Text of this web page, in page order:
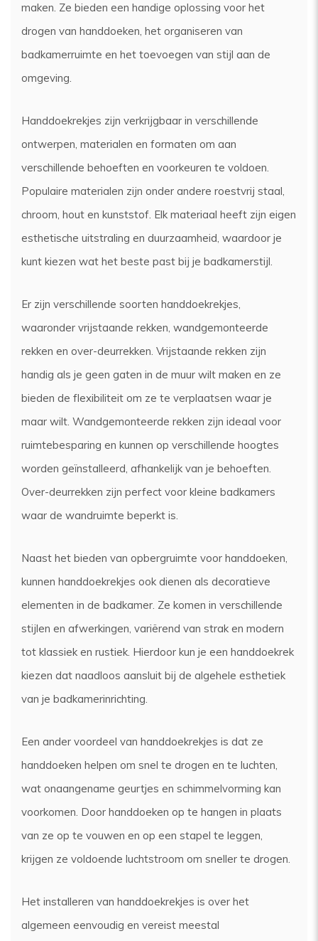
maken. Ze bieden een handige oplossing voor het
drogen van handdoeken, het organiseren van
badkamerruimte en het toevoegen van stijl aan de
omgeving.
Handdoekrekjes zijn verkrijgbaar in verschillende
ontwerpen, materialen en formaten om aan
verschillende behoeften en voorkeuren te voldoen.
Populaire materialen zijn onder andere roestvrij staal,
chroom, hout en kunststof. Elk materiaal heeft zijn eigen
esthetische uitstraling en duurzaamheid, waardoor je
kunt kiezen wat het beste past bij je badkamerstijl.
Er zijn verschillende soorten handdoekrekjes,
waaronder vrijstaande rekken, wandgemonteerde
rekken en over-deurrekken. Vrijstaande rekken zijn
handig als je geen gaten in de muur wilt maken en ze
bieden de flexibiliteit om ze te verplaatsen waar je
maar wilt. Wandgemonteerde rekken zijn ideaal voor
ruimtebesparing en kunnen op verschillende hoogtes
worden geïnstalleerd, afhankelijk van je behoeften.
Over-deurrekken zijn perfect voor kleine badkamers
waar de wandruimte beperkt is.
Naast het bieden van opbergruimte voor handdoeken,
kunnen handdoekrekjes ook dienen als decoratieve
elementen in de badkamer. Ze komen in verschillende
stijlen en afwerkingen, variërend van strak en modern
tot klassiek en rustiek. Hierdoor kun je een handdoekrek
kiezen dat naadloos aansluit bij de algehele esthetiek
van je badkamerinrichting.
Een ander voordeel van handdoekrekjes is dat ze
handdoeken helpen om snel te drogen en te luchten,
wat onaangename geurtjes en schimmelvorming kan
voorkomen. Door handdoeken op te hangen in plaats
van ze op te vouwen en op een stapel te leggen,
krijgen ze voldoende luchtstroom om sneller te drogen.
Het installeren van handdoekrekjes is over het
algemeen eenvoudig en vereist meestal